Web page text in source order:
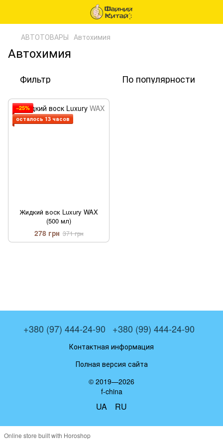
АВТОТОВАРЫ Автохимия
Автохимия
Фильтр По популярности
−25%
осталось 13 часов
Жидкий воск Luxury WAX
(500 мл)
278 грн 371 грн
+380 (97) 444-24-90 +380 (99) 444-24-90
Контактная информация
Полная версия сайта
© 2019—2026
f-china
UA RU
Online store built with Horoshop